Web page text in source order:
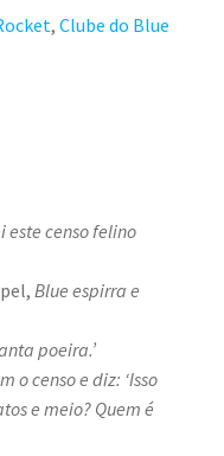
, Clube do Blue
este censo felino
Blue espirra e
poeira.’
o censo e diz: ‘Isso
e meio? Quem é